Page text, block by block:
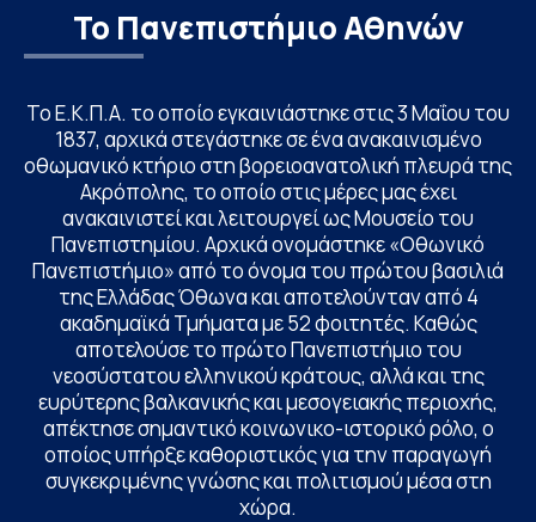
Το Πανεπιστήμιο Αθηνών
Το Ε.Κ.Π.Α. το οποίο εγκαινιάστηκε στις 3 Μαΐου του
1837, αρχικά στεγάστηκε σε ένα ανακαινισμένο
οθωμανικό κτήριο στη βορειοανατολική πλευρά της
Ακρόπολης, το οποίο στις μέρες μας έχει
ανακαινιστεί και λειτουργεί ως Μουσείο του
Πανεπιστημίου. Αρχικά ονομάστηκε «Οθωνικό
Πανεπιστήμιο» από το όνομα του πρώτου βασιλιά
της Ελλάδας Όθωνα και αποτελούνταν από 4
ακαδημαϊκά Τμήματα με 52 φοιτητές. Καθώς
αποτελούσε το πρώτο Πανεπιστήμιο του
νεοσύστατου ελληνικού κράτους, αλλά και της
ευρύτερης βαλκανικής και μεσογειακής περιοχής,
απέκτησε σημαντικό κοινωνικο-ιστορικό ρόλο, ο
οποίος υπήρξε καθοριστικός για την παραγωγή
συγκεκριμένης γνώσης και πολιτισμού μέσα στη
χώρα.